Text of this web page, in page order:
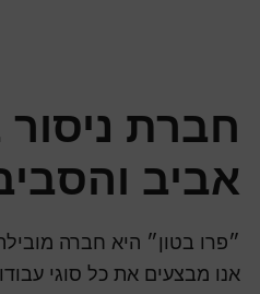
חברת
אביב
״פרו בטון״ היא חברה
אנו מבצעים את כל סוגי